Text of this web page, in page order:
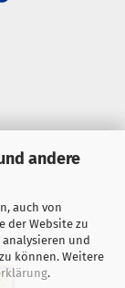
andere
auch von
der Website zu
und
können. Weitere
.